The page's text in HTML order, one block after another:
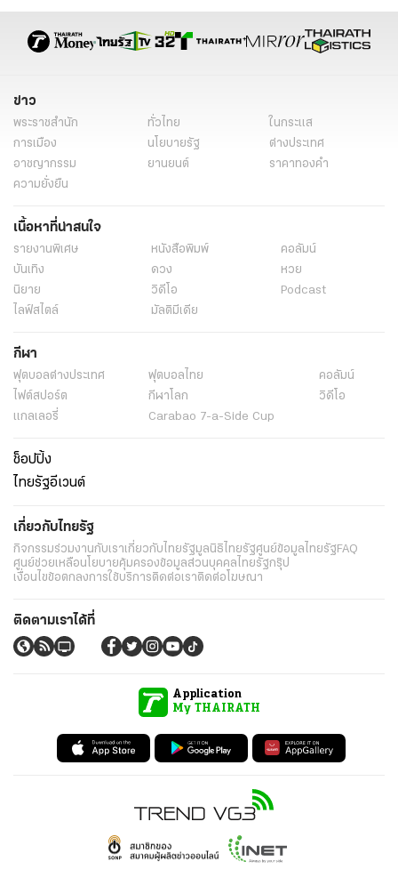
เรื่องเด่น ข่าวด่วน ข่าววันนี้
ข่าว
พระราชสำนัก ทั่วไทย
ในกระแส
การเมือง
นโยบายรัฐ
ต่างประเทศ
อาชญากรรม
ยานยนต์
ราคาทองคำ
ความยั่งยืน
เนื้อหาที่น่าสนใจ
รายงานพิเศษ หนังสือพิมพ์
คอลัมน์
บันเทิง
ดวง
หวย
นิยาย
วิดีโอ
Podcast
ไลฟ์สไตล์
มัลติมีเดีย
กีฬา
ฟุตบอลต่่างประเทศ ฟุตบอลไทย
คอลัมน์
ไฟต์สปอร์ต
กีฬาโลก
วิดีโอ
แกลเลอรี่
Carabao 7-a-Side Cup
ช็อปปิ้ง
ไทยรัฐอีเวนต์
เกี่ยวกับไทยรัฐ
กิจกรรมร่วมงานกับเราเกี่ยวกับไทยรัฐมูลนิธิไทยรัฐศูนย์ข้อมูลไทยรัฐFAQ
ศูนย์ช่วยเหลือนโยบายคุ้มครองข้อมูลส่วนบุคคลไทยรัฐกรุ๊ป
เงื่อนไขข้อตกลงการใช้บริการติดต่อเราติดต่อโฆษณา
ติดตามเราได้ที่
Application
My THAIRATH